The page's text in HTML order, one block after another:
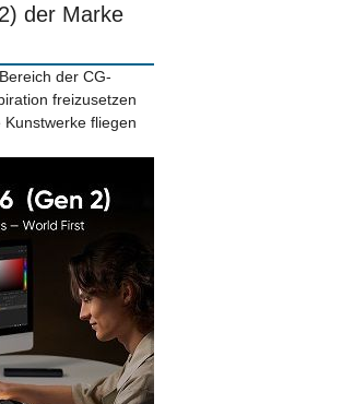
der Marke
der CG-
freizusetzen
fliegen